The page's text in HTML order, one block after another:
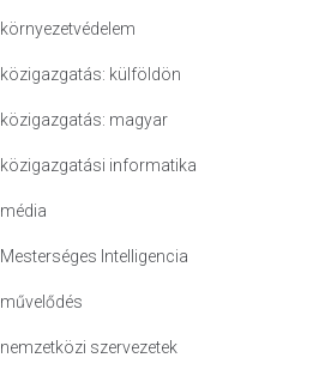
környezetvédelem
közigazgatás: külföldön
közigazgatás: magyar
közigazgatási informatika
média
Mesterséges Intelligencia
művelődés
nemzetközi szervezetek